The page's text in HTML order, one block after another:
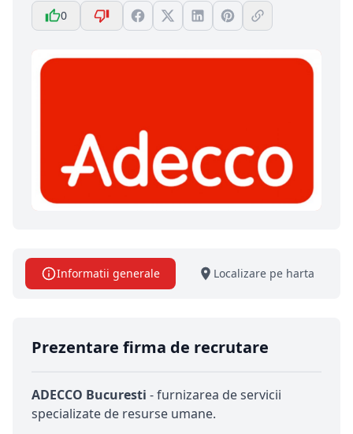
0
Informatii generale Localizare pe harta
Prezentare firma de recrutare
ADECCO Bucuresti - furnizarea de servicii
specializate de resurse umane.